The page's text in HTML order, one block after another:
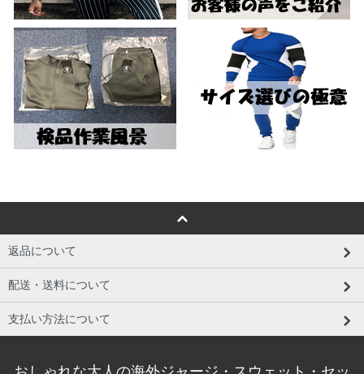
返品について
配送・送料について
支払い方法について